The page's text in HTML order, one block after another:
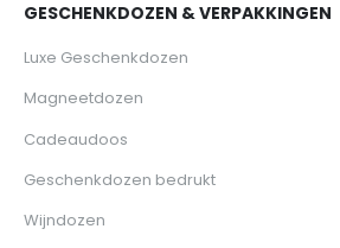
GESCHENKDOZEN & VERPAKKINGEN
Luxe Geschenkdozen
Magneetdozen
Cadeaudoos
Geschenkdozen bedrukt
Wijndozen